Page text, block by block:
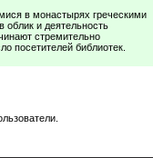
в монастырях греческими
облик и деятельность
стремительно
посетителей библиотек.